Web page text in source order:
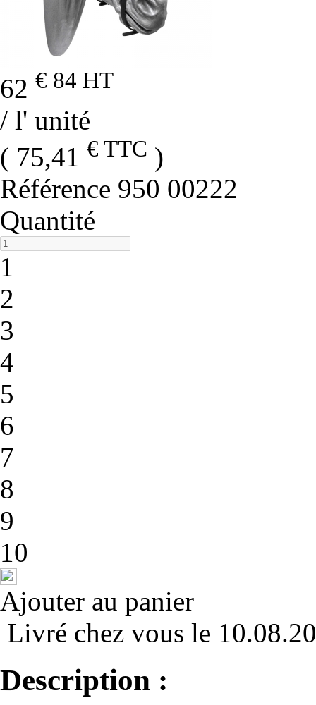
62 € 84 HT
/ l' unité
( 75,41 € TTC )
Référence 950 00222
Quantité
1
2
3
4
5
6
7
8
9
10
Ajouter au panier
Livré chez vous le
Description :